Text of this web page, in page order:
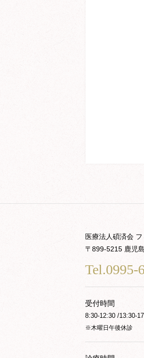
医療法人碩済会
〒899-5215 鹿児
Tel.0995-
受付時間
8:30-12:30 /13:30-
※木曜日午後休診